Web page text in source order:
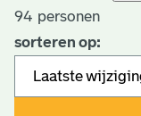
94 personen
sorteren op: